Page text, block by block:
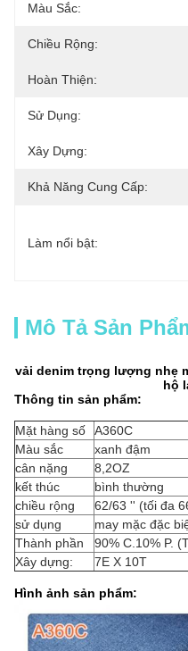
Màu Sắc:
Chiều Rộng:
Hoàn Thiện:
Sử Dụng:
Xây Dựng:
Khả Năng Cung Cấp:
Làm nổi bật:
Mô Tả Sản
vải denim trọng lượng nhẹ
hộ
Thông tin sản phẩm:
Mặt hàng số
A360C
Màu sắc
xanh đậm
cân nặng
8,2OZ
kết thúc
bình thường
chiều rộng
62/63 '' (tối đa
sử dụng
may mặc đặc
Thành phần
90% C.10% P.
Xây dựng:
7E X 10T
Hình ảnh sản phẩm: